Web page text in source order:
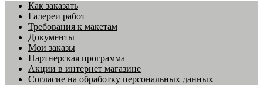
Как заказать
Галереи работ
Требования к макетам
Документы
Мои заказы
Партнерская программа
Акции в интернет магазине
Согласие на обработку персональных данных